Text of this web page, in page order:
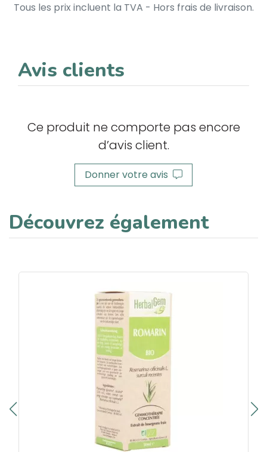
Tous les prix incluent la TVA - Hors frais de livraison.
Avis clients
Ce produit ne comporte pas encore
d’avis client.
Donner votre avis
Découvrez également